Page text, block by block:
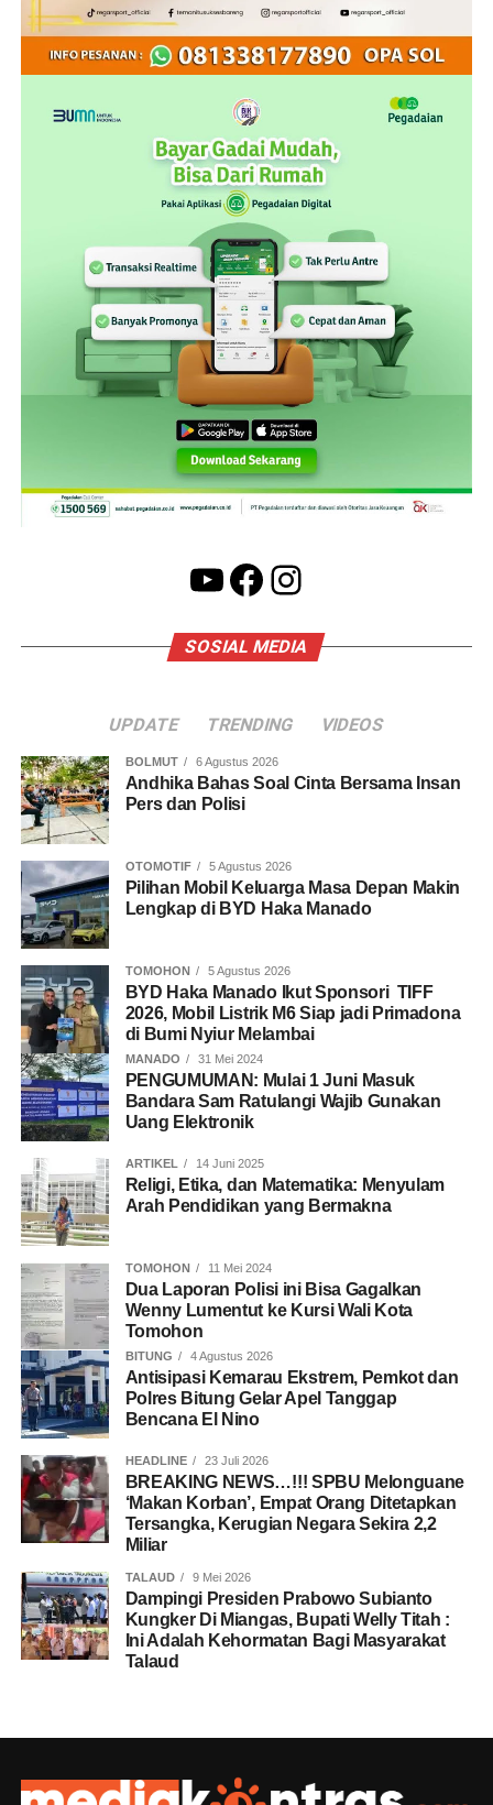
YouTube
Facebook
Instagram
SOSIAL MEDIA
UPDATE TRENDING VIDEOS
BOLMUT 6 Agustus 2026
Andhika Bahas Soal Cinta Bersama Insan
Pers dan Polisi
OTOMOTIF 5 Agustus 2026
Pilihan Mobil Keluarga Masa Depan Makin
Lengkap di BYD Haka Manado
TOMOHON 5 Agustus 2026
BYD Haka Manado Ikut Sponsori TIFF
2026, Mobil Listrik M6 Siap jadi Primadona
di Bumi Nyiur Melambai
MANADO 31 Mei 2024
PENGUMUMAN: Mulai 1 Juni Masuk
Bandara Sam Ratulangi Wajib Gunakan
Uang Elektronik
ARTIKEL 14 Juni 2025
Religi, Etika, dan Matematika: Menyulam
Arah Pendidikan yang Bermakna
TOMOHON 11 Mei 2024
Dua Laporan Polisi ini Bisa Gagalkan
Wenny Lumentut ke Kursi Wali Kota
Tomohon
BITUNG 4 Agustus 2026
Antisipasi Kemarau Ekstrem, Pemkot dan
Polres Bitung Gelar Apel Tanggap
Bencana El Nino
HEADLINE 23 Juli 2026
BREAKING NEWS…!!! SPBU Melonguane
‘Makan Korban’, Empat Orang Ditetapkan
Tersangka, Kerugian Negara Sekira 2,2
Miliar
TALAUD 9 Mei 2026
Dampingi Presiden Prabowo Subianto
Kungker Di Miangas, Bupati Welly Titah :
Ini Adalah Kehormatan Bagi Masyarakat
Talaud